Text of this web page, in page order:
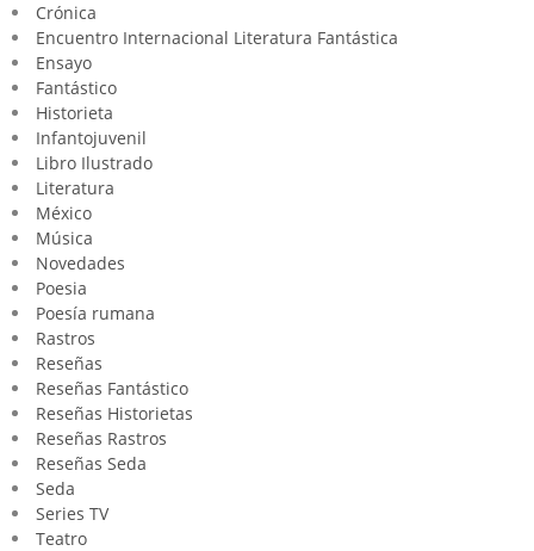
Crónica
Encuentro Internacional Literatura Fantástica
Ensayo
Fantástico
Historieta
Infantojuvenil
Libro Ilustrado
Literatura
México
Música
Novedades
Poesia
Poesía rumana
Rastros
Reseñas
Reseñas Fantástico
Reseñas Historietas
Reseñas Rastros
Reseñas Seda
Seda
Series TV
Teatro